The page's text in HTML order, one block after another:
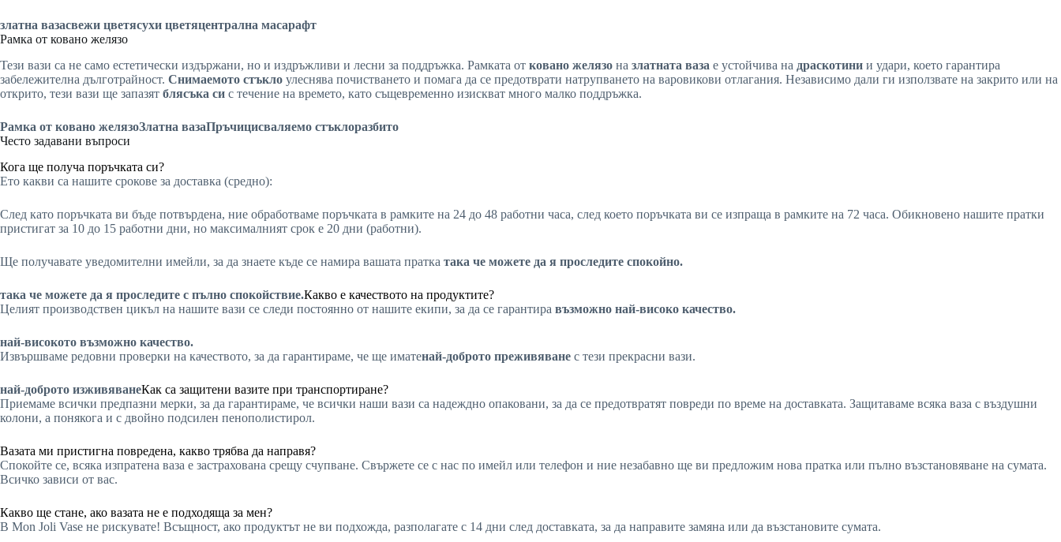
златна вазасвежи цветясухи цветяцентрална масарафт
Рамка от ковано желязо
Тези вази са не само естетически издържани, но и издръжливи и лесни за поддръжка. Рамката от ковано желязо на златната ваза е устойчива на драскотини и удари, което гарантира
забележителна дълготрайност. Снимаемото стъкло улеснява почистването и помага да се предотврати натрупването на варовикови отлагания. Независимо дали ги използвате на закрито или на
открито, тези вази ще запазят блясъка си с течение на времето, като същевременно изискват много малко поддръжка.
Рамка от ковано желязоЗлатна вазаПръчицисваляемо стъклоразбито
Често задавани въпроси
Кога ще получа поръчката си?
Ето какви са нашите срокове за доставка (средно):
След като поръчката ви бъде потвърдена, ние обработваме поръчката в рамките на 24 до 48 работни часа, след което поръчката ви се изпраща в рамките на 72 часа. Обикновено нашите пратки
пристигат за 10 до 15 работни дни, но максималният срок е 20 дни (работни).
Ще получавате уведомителни имейли, за да знаете къде се намира вашата пратка така че можете да я проследите спокойно.
така че можете да я проследите с пълно спокойствие.Какво е качеството на продуктите?
Целият производствен цикъл на нашите вази се следи постоянно от нашите екипи, за да се гарантира възможно най-високо качество.
най-високото възможно качество.
Извършваме редовни проверки на качеството, за да гарантираме, че ще иматенай-доброто преживяване с тези прекрасни вази.
най-доброто изживяванеКак са защитени вазите при транспортиране?
Приемаме всички предпазни мерки, за да гарантираме, че всички наши вази са надеждно опаковани, за да се предотвратят повреди по време на доставката. Защитаваме всяка ваза с въздушни
колони, а понякога и с двойно подсилен пенополистирол.
Вазата ми пристигна повредена, какво трябва да направя?
Спокойте се, всяка изпратена ваза е застрахована срещу счупване. Свържете се с нас по имейл или телефон и ние незабавно ще ви предложим нова пратка или пълно възстановяване на сумата.
Всичко зависи от вас.
Какво ще стане, ако вазата не е подходяща за мен?
В Mon Joli Vase не рискувате! Всъщност, ако продуктът не ви подхожда, разполагате с 14 дни след доставката, за да направите замяна или да възстановите сумата.